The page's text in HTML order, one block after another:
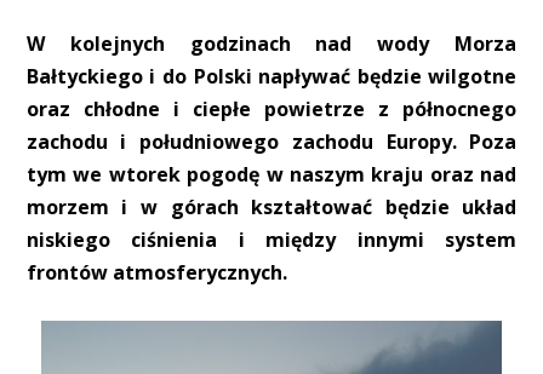
W kolejnych godzinach nad wody Morza
Bałtyckiego i do Polski napływać będzie wilgotne
oraz chłodne i ciepłe powietrze z północnego
zachodu i południowego zachodu Europy. Poza
tym we wtorek pogodę w naszym kraju oraz nad
morzem i w górach kształtować będzie układ
niskiego ciśnienia i między innymi system
frontów atmosferycznych.